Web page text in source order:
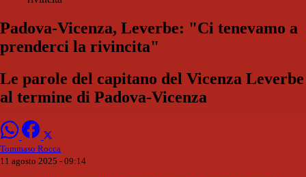
Padova-Vicenza, Leverbe: "Ci tenevamo a
prenderci la rivincita"
Le parole del capitano del Vicenza Leverbe
al termine di Padova-Vicenza
Tommaso Rocca
11 agosto 2025 - 09:14